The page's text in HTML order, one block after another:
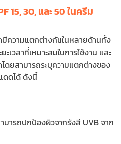
15, 30, และ 50 ในครีม
มีความแตกต่างกันในหลายด้านทั้ง
เวลาที่เหมาะสมในการใช้งาน และ
ดยสามารถระบุความแตกต่างของ
ดดได้ ดังนี้
มารถปกป้องผิวจากรังสี UVB จาก